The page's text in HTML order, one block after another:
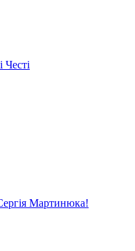
Честі
Мартинюка!